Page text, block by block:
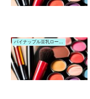
パイナップル豆乳ローションプレ